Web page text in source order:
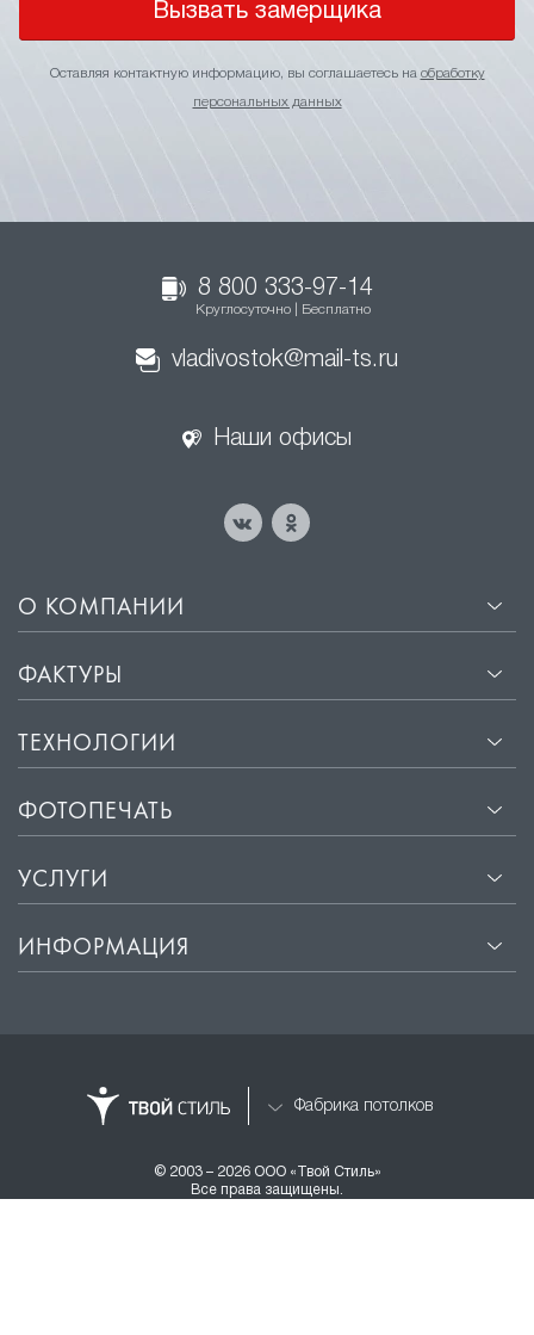
Вызвать замерщика
Оставляя контактную информацию, вы соглашаетесь на обработку
персональных данных
8 800 333-97-14
Круглосуточно | Бесплатно
vladivostok@mail-ts.ru
Наши офисы
О КОМПАНИИ
ФАКТУРЫ
ТЕХНОЛОГИИ
ФОТОПЕЧАТЬ
УСЛУГИ
ИНФОРМАЦИЯ
Фабрика потолков
© 2003 – 2026 ООО «Твой Стиль»
Все права защищены.